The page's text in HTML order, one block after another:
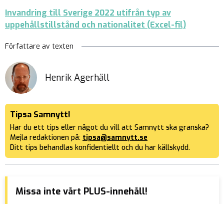
Invandring till Sverige 2022 utifrån typ av
uppehållstillstånd och nationalitet (Excel-fil)
Författare av texten
Henrik Agerhäll
Tipsa Samnytt!
Har du ett tips eller något du vill att Samnytt ska granska?
Mejla redaktionen på: tipsa@samnytt.se
Ditt tips behandlas konfidentiellt och du har källskydd.
Missa inte vårt PLUS-innehåll!